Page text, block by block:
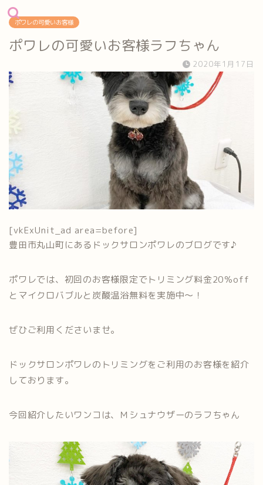
ポワレの可愛いお客様
ポワレの可愛いお客様ラフちゃん
2020年1月17日
[vkExUnit_ad area=before]
豊田市丸山町にあるドックサロンポワレのブログです♪
ポワレでは、初回のお客様限定でトリミング料金20％off
とマイクロバブルと炭酸温浴無料を実施中～！
ぜひご利用くださいませ。
ドックサロンポワレのトリミングをご利用のお客様を紹介
しております。
今回紹介したいワンコは、Ｍシュナウザーのラフちゃん